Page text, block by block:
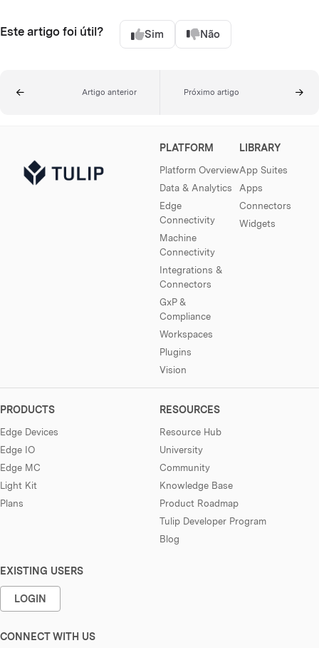
Este artigo foi útil? Sim Não
Artigo anterior Próximo artigo
PLATFORM
Platform Overview
Data & Analytics
Edge
Connectivity
Machine
Connectivity
Integrations &
Connectors
GxP &
Compliance
Workspaces
Plugins
Vision
LIBRARY
App Suites
Apps
Connectors
Widgets
PRODUCTS
Edge Devices
Edge IO
Edge MC
Light Kit
Plans
RESOURCES
Resource Hub
University
Community
Knowledge Base
Product Roadmap
Tulip Developer Program
Blog
EXISTING USERS
LOGIN
CONNECT WITH US